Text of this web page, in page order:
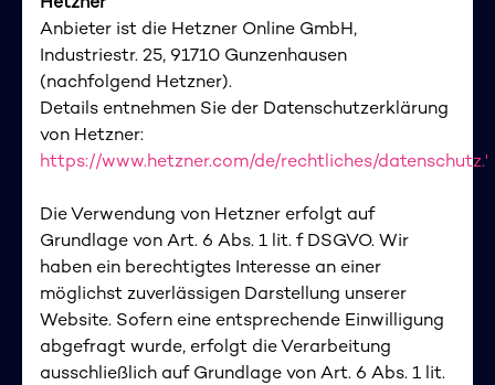
Hetzner
Anbieter ist die Hetzner Online GmbH,
Industriestr. 25, 91710 Gunzenhausen
(nachfolgend Hetzner).
Details entnehmen Sie der Datenschutzerklärung
von Hetzner:
https://www.hetzner.com/de/rechtliches/datenschutz.'
Die Verwendung von Hetzner erfolgt auf
Grundlage von Art. 6 Abs. 1 lit. f DSGVO. Wir
haben ein berechtigtes Interesse an einer
möglichst zuverlässigen Darstellung unserer
Website. Sofern eine entsprechende Einwilligung
abgefragt wurde, erfolgt die Verarbeitung
ausschließlich auf Grundlage von Art. 6 Abs. 1 lit.